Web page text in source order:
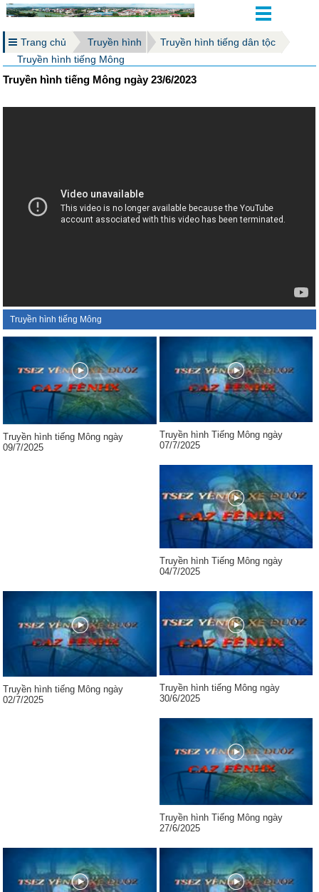
Trang chủ Truyền hình
Truyền hình tiếng dân tộc
Truyền hình tiếng Mông
Truyền hình tiếng Mông ngày 23/6/2023
Truyền hình tiếng Mông
Truyền hình tiếng Mông ngày
09/7/2025
Truyền hình Tiếng Mông ngày
07/7/2025
Truyền hình Tiếng Mông ngày
04/7/2025
Truyền hình tiếng Mông ngày
02/7/2025
Truyền hình tiếng Mông ngày
30/6/2025
Truyền hình Tiếng Mông ngày
27/6/2025